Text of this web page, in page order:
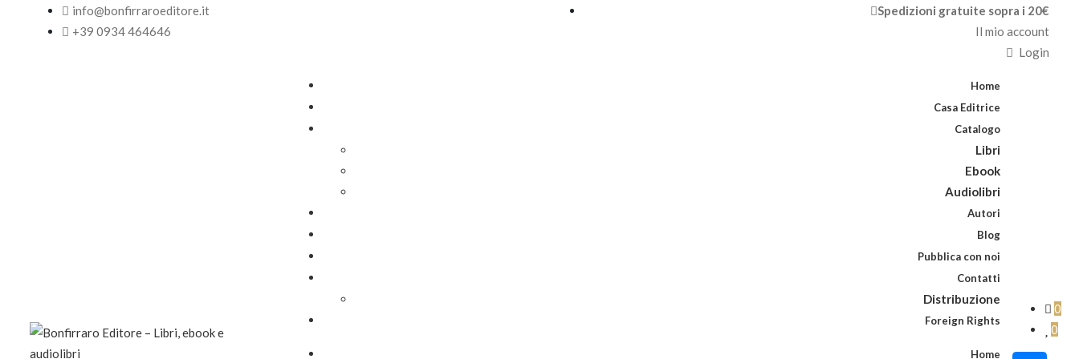
info@bonfirraroeditore.it
+39 0934 464646
Spedizioni gratuite sopra i 20€
Il mio account
Login
Home
Casa Editrice
Catalogo
Libri
Ebook
Audiolibri
Autori
Blog
Pubblica con noi
Contatti
Distribuzione
Foreign Rights
Home
0
0